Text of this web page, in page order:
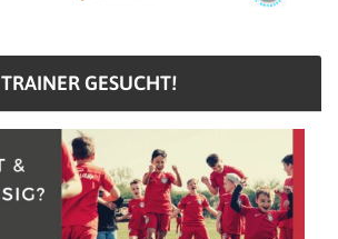
TRAINER GESUCHT!